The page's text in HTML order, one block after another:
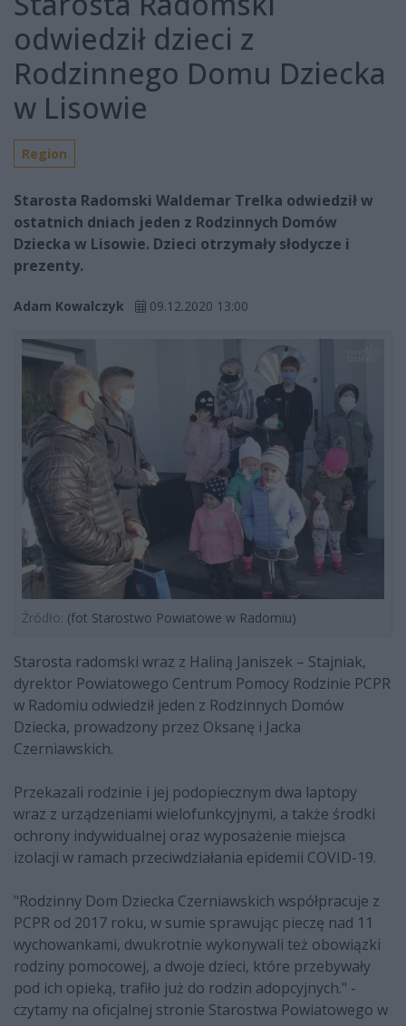
odwiedził dzieci z
Rodzinnego Domu Dziecka
w Lisowie
Region
Starosta Radomski Waldemar Trelka odwiedził w
ostatnich dniach jeden z Rodzinnych Domów
Dziecka w Lisowie. Dzieci otrzymały słodycze i
prezenty.
Adam Kowalczyk 09.12.2020 13:00
Źródło: (fot Starostwo Powiatowe w Radomiu)
Starosta radomski wraz z Haliną Janiszek – Stajniak,
dyrektor Powiatowego Centrum Pomocy Rodzinie PCPR
w Radomiu odwiedził jeden z Rodzinnych Domów
Dziecka, prowadzony przez Oksanę i Jacka
Czerniawskich.
Przekazali rodzinie i jej podopiecznym dwa laptopy
wraz z urządzeniami wielofunkcyjnymi, a także środki
ochrony indywidualnej oraz wyposażenie miejsca
izolacji w ramach przeciwdziałania epidemii COVID-19.
"Rodzinny Dom Dziecka Czerniawskich współpracuje z
PCPR od 2017 roku, w sumie sprawując pieczę nad 11
wychowankami, dwukrotnie wykonywali też obowiązki
rodziny pomocowej, a dwoje dzieci, które przebywały
pod ich opieką, trafiło już do rodzin adopcyjnych." -
czytamy na oficjalnej stronie Starostwa Powiatowego w